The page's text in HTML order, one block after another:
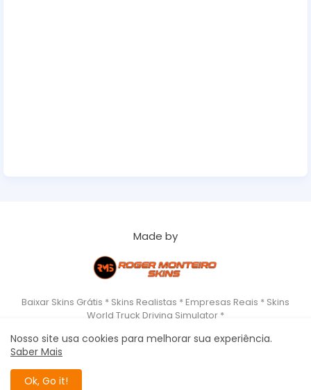
Made by
Baixar Skins Grátis * Skins Realistas * Empresas Reais * Skins
World Truck Driving Simulator *
Home
Roger Monteiro Skins - World Truck Driving Simulator All Right
Nosso site usa cookies para melhorar sua experiência.
Saber Mais
Ok, Go it!